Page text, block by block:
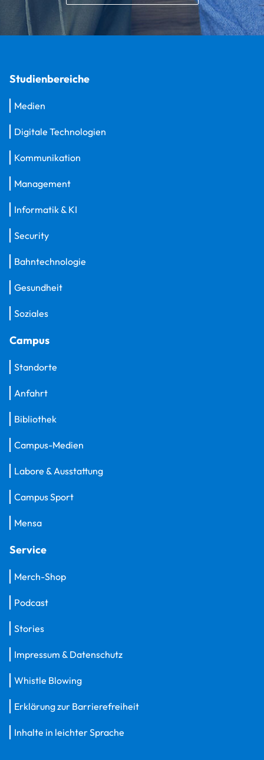
Studienbereiche
Medien
Digitale Technologien
Kommunikation
Management
Informatik & KI
Security
Bahntechnologie
Gesundheit
Soziales
Campus
Standorte
Anfahrt
Bibliothek
Campus-Medien
Labore & Ausstattung
Campus Sport
Mensa
Service
Merch-Shop
Podcast
Stories
Impressum & Datenschutz
Whistle Blowing
Erklärung zur Barrierefreiheit
Inhalte in leichter Sprache